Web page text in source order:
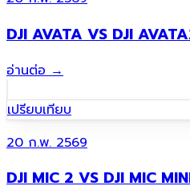
DJI AVATA VS DJI
อ่านต่อ →
เปรียบเทียบ
20 ก.พ. 2569
DJI MIC 2 VS DJI MIC